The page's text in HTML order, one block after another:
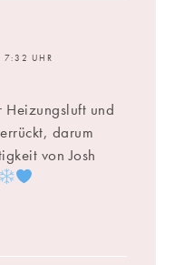
7:32 UHR
und
darum
von Josh